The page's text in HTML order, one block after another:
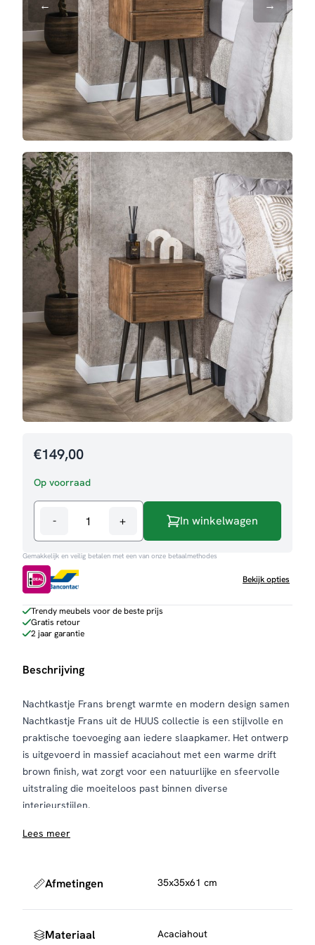
€149,00
Op voorraad
-
Nachtkastje
Frans
aantal
+ In winkelwagen
Gemakkelijk en veilig betalen met een van onze betaalmethodes
Bekijk opties
Trendy meubels voor de beste prijs
Gratis retour
2 jaar garantie
Beschrijving
Nachtkastje Frans brengt warmte en modern design samen
Nachtkastje Frans uit de HUUS collectie is een stijlvolle en
praktische toevoeging aan iedere slaapkamer. Het ontwerp
is uitgevoerd in massief acaciahout met een warme drift
brown finish, wat zorgt voor een natuurlijke en sfeervolle
uitstraling die moeiteloos past binnen diverse
interieurstijlen.
bronzen kleur. Deze combinatie van hout en metaal geeft
Frans is voorzien van twee massief houten lades die
voldoende ruimte bieden voor het opbergen van dagelijkse
Zo blijft je slaapkamer netjes en georganiseerd zonder in te
Lees meer
Afmetingen 35x35x61 cm
Materiaal Acaciahout